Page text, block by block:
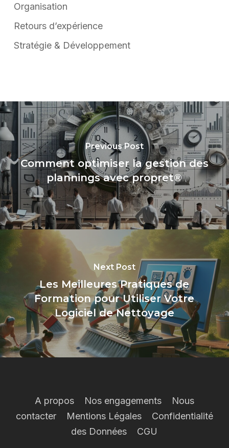
Organisation
Retours d’expérience
Stratégie & Développement
Previous Post
Comment optimiser la gestion des
plannings avec propret®
Next Post
Les Meilleures Pratiques de
Formation pour Utiliser Votre
Logiciel de Nettoyage
A propos Nos engagements
Nous
contacter
Mentions Légales
Confidentialité
des Données
CGU